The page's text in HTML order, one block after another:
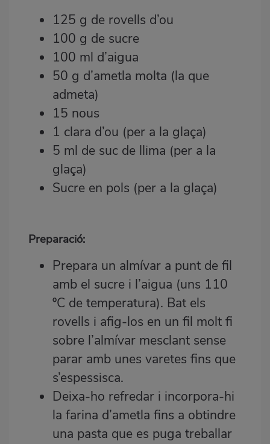
125 g de rovells d’ou
100 g de sucre
100 ml d’aigua
50 g d’ametla molta (la que
admeta)
15 nous
1 clara d’ou (per a la glaça)
5 ml de suc de llima (per a la
glaça)
Sucre en pols (per a la glaça)
Preparació:
Prepara un almívar a punt de fil
amb el sucre i l’aigua (uns 110
ºC de temperatura). Bat els
rovells i afig-los en un fil molt fi
sobre l’almívar mesclant sense
parar amb unes varetes fins que
s’espessisca.
Deixa-ho refredar i incorpora-hi
la farina d’ametla fins a obtindre
una pasta que es puga treballar